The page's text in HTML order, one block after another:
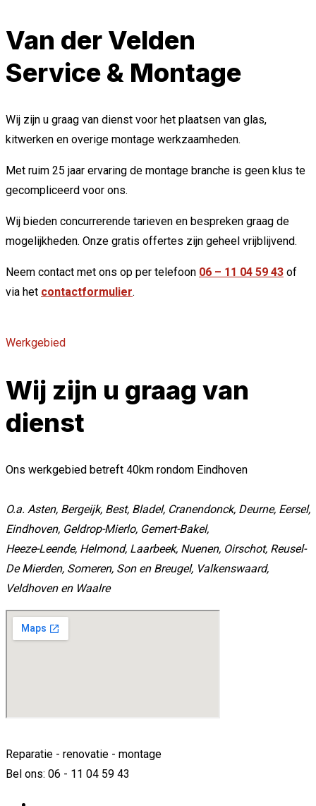
Van der Velden
Service & Montage
Wij zijn u graag van dienst voor het plaatsen van glas,
kitwerken en overige montage werkzaamheden.
Met ruim 25 jaar ervaring de montage branche is geen klus te
gecompliceerd voor ons.
Wij bieden concurrerende tarieven en bespreken graag de
mogelijkheden. Onze gratis offertes zijn geheel vrijblijvend.
Neem contact met ons op per telefoon 06 – 11 04 59 43 of
via het contactformulier.
Werkgebied
Wij zijn u graag van
dienst
Ons werkgebied betreft 40km rondom Eindhoven
O.a. Asten, Bergeijk, Best, Bladel, Cranendonck, Deurne, Eersel,
Eindhoven, Geldrop-Mierlo, Gemert-Bakel,
Heeze-Leende, Helmond, Laarbeek, Nuenen, Oirschot, Reusel-
De Mierden, Someren, Son en Breugel, Valkenswaard,
Veldhoven en Waalre
Reparatie - renovatie - montage
Bel ons: 06 - 11 04 59 43